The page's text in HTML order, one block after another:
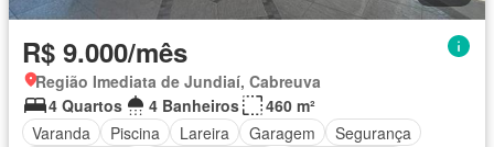
R$ 9.000/mês
Região Imediata de Jundiaí, Cabreuva
4 Quartos
4 Banheiros
460 m²
Varanda
Piscina Lareira Garagem
Segurança